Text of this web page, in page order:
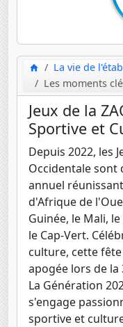
La vie de
Les moments
Jeux de la
Sportive et
Depuis 2022, les
Occidentale sont
annuel
d'Afrique de
Guinée, le Mali,
le Cap-Vert.
culture, cette
apogée lors de la
La Génération
s'engage
sportive et